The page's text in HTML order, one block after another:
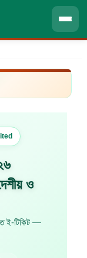
ও
ই-টিকিট —